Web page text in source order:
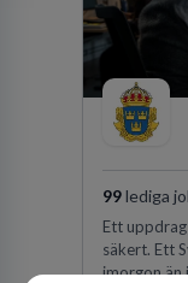
99 lediga
Ett
säkert. Ett
imorgon än